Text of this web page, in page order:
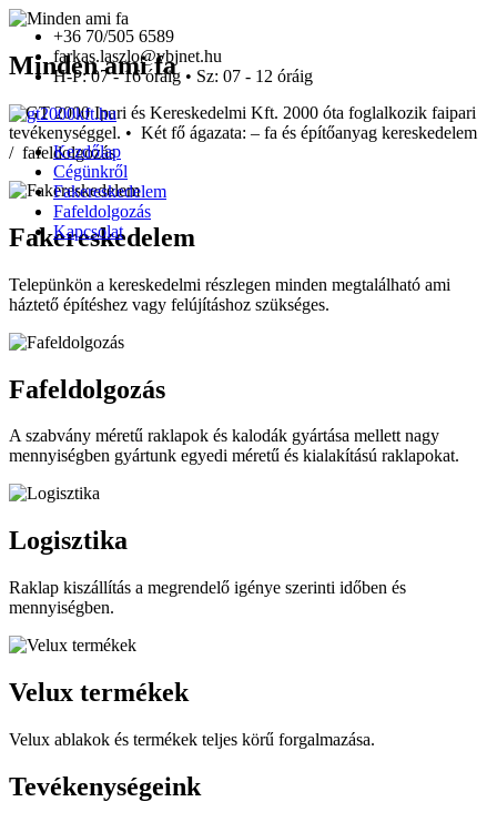
+36 70/505 6589
farkas.laszlo@vbjnet.hu
H-P: 07 - 16 óráig • Sz: 07 - 12 óráig
Kezdőlap
Cégünkről
Fakereskedelem
Fafeldolgozás
Kapcsolat
Minden ami fa
A GT 2000 Ipari és Kereskedelmi Kft. 2000 óta foglalkozik faipari
tevékenységgel. • Két fő ágazata: – fa és építőanyag kereskedelem
/ fafeldolgozás
Fakereskedelem
Telepünkön a kereskedelmi részlegen minden megtalálható ami
háztető építéshez vagy felújításhoz szükséges.
Fafeldolgozás
A szabvány méretű raklapok és kalodák gyártása mellett nagy
mennyiségben gyártunk egyedi méretű és kialakítású raklapokat.
Logisztika
Raklap kiszállítás a megrendelő igénye szerinti időben és
mennyiségben.
Velux termékek
Velux ablakok és termékek teljes körű forgalmazása.
Tevékenységeink